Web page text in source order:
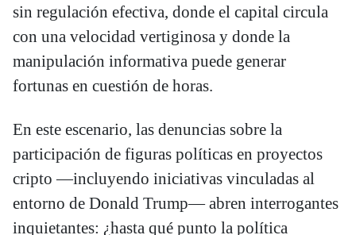
sin regulación efectiva, donde el capital circula
con una velocidad vertiginosa y donde la
manipulación informativa puede generar
fortunas en cuestión de horas.
En este escenario, las denuncias sobre la
participación de figuras políticas en proyectos
cripto —incluyendo iniciativas vinculadas al
entorno de Donald Trump— abren interrogantes
inquietantes: ¿hasta qué punto la política